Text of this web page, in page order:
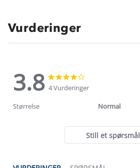
Vurderinger
3.8
3.8
star
rating
star
4 Vurderinger
Størrelse Normal
Still et spørsmål